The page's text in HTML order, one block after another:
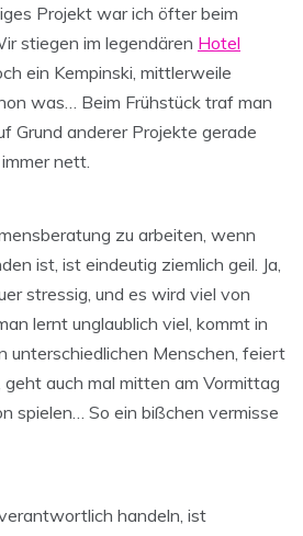
Projekt war ich öfter beim
stiegen im legendären Hotel
ein Kempinski, mittlerweile
was… Beim Frühstück traf man
Grund anderer Projekte gerade
nett.
zu arbeiten, wenn
ist, ist eindeutig ziemlich geil. Ja,
stressig, und es wird viel von
lernt unglaublich viel, kommt in
unterschiedlichen Menschen, feiert
auch mal mitten am Vormittag
spielen… So ein bißchen vermisse
handeln, ist